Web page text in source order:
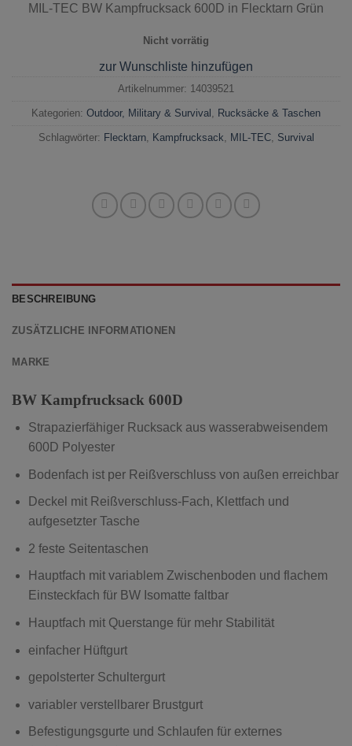
MIL-TEC BW Kampfrucksack 600D in Flecktarn Grün
Nicht vorrätig
zur Wunschliste hinzufügen
Artikelnummer: 14039521
Kategorien: Outdoor, Military & Survival , Rucksäcke & Taschen
Schlagwörter: Flecktarn, Kampfrucksack, MIL-TEC, Survival
BESCHREIBUNG
ZUSÄTZLICHE INFORMATIONEN
MARKE
BW Kampfrucksack 600D
Strapazierfähiger Rucksack aus wasserabweisendem
600D Polyester
Bodenfach ist per Reißverschluss von außen erreichbar
Deckel mit Reißverschluss-Fach, Klettfach und
aufgesetzter Tasche
2 feste Seitentaschen
Hauptfach mit variablem Zwischenboden und flachem
Einsteckfach für BW Isomatte faltbar
Hauptfach mit Querstange für mehr Stabilität
einfacher Hüftgurt
gepolsterter Schultergurt
variabler verstellbarer Brustgurt
Befestigungsgurte und Schlaufen für externes